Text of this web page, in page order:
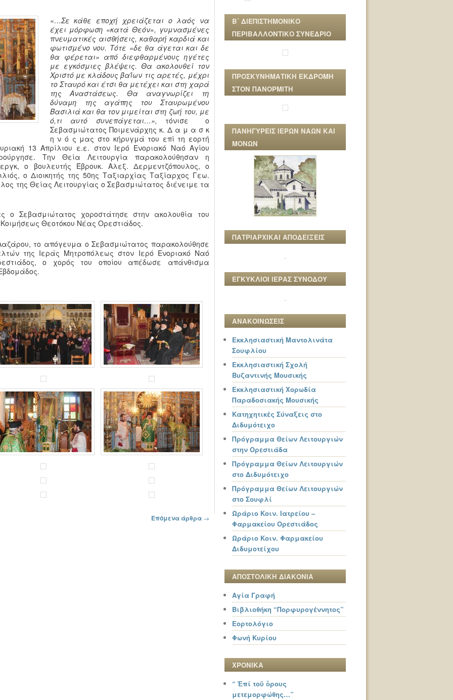
«…Σε κάθε εποχή χρειάζεται ο λαός να
έχει μόρφωση «κατά Θεόν», γυμνασμένες
πνευματικές αισθήσεις, καθαρή καρδιά και
φωτισμένο νου. Τότε «δε θα άγεται και δε
θα φέρεται» από διεφθαρμένους ηγέτες
με εγκόσμιες βλέψεις. Θα ακολουθεί τον
Χριστό με κλάδους βαΐων τις αρετές, μέχρι
το Σταυρό και έτσι θα μετέχει και στη χαρά
της Αναστάσεως. Θα αναγνωρίζει τη
δύναμη της αγάπης του Σταυρωμένου
Βασιλιά και θα τον μιμείται στη ζωή του, με
ό,τι αυτό συνεπάγεται…», τόνισε ο
Σεβασμιώτατος Ποιμενάρχης κ. Δ α μ α σ κ
η ν ό ς μας στο κήρυγμά του επί τη εορτή
13 Απρίλιου ε.ε. στον Ιερό Ενοριακό Ναό Αγίου
Την Θεία Λειτουργία παρακολούθησαν η
ο βουλευτής Έβρουκ. Αλεξ. Δερμεντζόπουλος, ο
ο Διοικητής της 50ης Ταξιαρχίας Ταξίαρχος Γεω.
της Θείας Λειτουργίας ο Σεβασμιώτατος διένειμε τα
ο Σεβασμιώτατος χοροστάτησε στην ακολουθία του
Θεοτόκου Νέας Ορεστιάδος.
το απόγευμα ο Σεβασμιώτατος παρακολούθησε
της Ιεράς Μητροπόλεως στον Ιερό Ενοριακό Ναό
ο χορός του οποίου απέδωσε απάνθισμα
Επόμενα άρθρα →
Β΄ ΔΙΕΠΙΣΤΗΜΟΝΙΚΟ
ΠΕΡΙΒΑΛΛΟΝΤΙΚΟ ΣΥΝΕΔΡΙΟ
ΠΡΟΣΚΥΝΗΜΑΤΙΚΗ ΕΚΔΡΟΜΗ
ΣΤΟΝ ΠΑΝΟΡΜΙΤΗ
ΠΑΝΗΓΥΡΕΙΣ ΙΕΡΩΝ ΝΑΩΝ ΚΑΙ
ΜΟΝΩΝ
ΠΑΤΡΙΑΡΧΙΚΑΙ ΑΠΟΔΕΙΞΕΙΣ
ΕΓΚΥΚΛΙΟΙ ΙΕΡΑΣ ΣΥΝΟΔΟΥ
ΑΝΑΚΟΙΝΩΣΕΙΣ
Εκκλησιαστική Μαντολινάτα
Σουφλίου
Εκκλησιαστική Σχολή
Βυζαντινής Μουσικής
Εκκλησιαστική Χορωδία
Παραδοσιακής Μουσικής
Κατηχητικές Σύναξεις στο
Διδυμότειχο
Πρόγραμμα Θείων Λειτουργιών
στην Ορεστιάδα
Πρόγραμμα Θείων Λειτουργιών
στο Διδυμότειχο
Πρόγραμμα Θείων Λειτουργιών
στο Σουφλί
Ωράριο Κοιν. Ιατρείου –
Φαρμακείου Ορεστιάδος
Ωράριο Κοιν. Φαρμακείου
Διδυμοτείχου
ΑΠΟΣΤΟΛΙΚΗ ΔΙΑΚΟΝΙΑ
Αγία Γραφή
Βιβλιοθήκη “Πορφυρογέννητος”
Εορτολόγιο
Φωνή Κυρίου
ΧΡΟΝΙΚΑ
“ Ἐπί τοῦ ὄρους
μετεμορφώθης…”